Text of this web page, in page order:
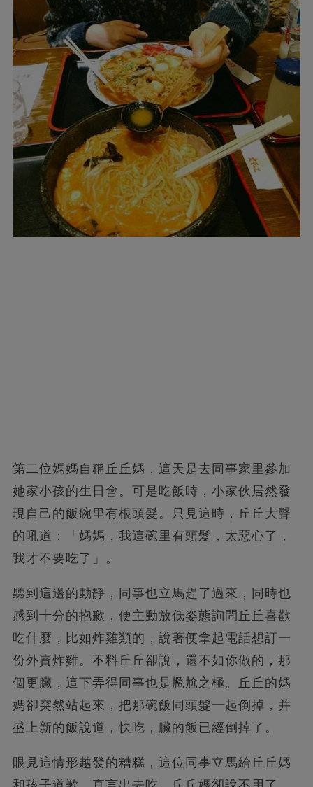
第二位媽媽自稱丘丘媽，這天是去同事家里參加
她家小孩的生日會。可是吃飯時，小家伙居然發
現自己的飯碗里有根頭髮。只見這時，丘丘大聲
的吼道：「媽媽，我這碗里有頭髮，太惡心了，
我才不要吃了」。
聽到這邊的動靜，同事也立馬趕了過來，同時也
感到十分的抱歉，便主動放低姿態詢問丘丘喜歡
吃什麼，比如炸雞類的，說著便拿起電話想訂一
份外賣炸雞。不料丘丘卻說，還不如你做的，那
個更臟，這下弄得同事也是尷尬之極。丘丘的媽
媽卻突然站起來，把那碗飯同頭髮一起倒掉，并
盛上新的飯說道，快吃，臟的飯已經倒掉了。
眼見這情形越發的糟糕，這位同事立馬給丘丘媽